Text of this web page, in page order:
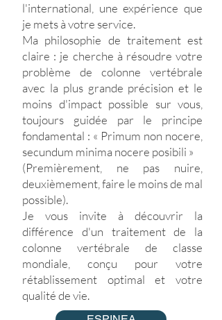
l'international, une expérience que
je mets à votre service.
Ma philosophie de traitement est
claire : je cherche à résoudre votre
problème de colonne vertébrale
avec la plus grande précision et le
moins d'impact possible sur vous,
toujours guidée par le principe
fondamental : « Primum non nocere,
secundum minima nocere posibili »
(Premièrement, ne pas nuire,
deuxièmement, faire le moins de mal
possible).
Je vous invite à découvrir la
différence d'un traitement de la
colonne vertébrale de classe
mondiale, conçu pour votre
rétablissement optimal et votre
qualité de vie.